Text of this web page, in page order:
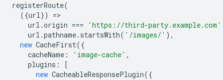
registerRoute(
({url}) =
url .origin ===
'https://third-party.example.com'
url .pathname. startsWith( '/images/' ),
new CacheFirst({
cacheName : 'image-cache' ,
plugins :
[
new CacheableResponsePlugin({